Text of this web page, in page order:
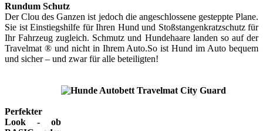
Rundum Schutz
Der Clou des Ganzen ist jedoch die angeschlossene gesteppte Plane.
Sie ist Einstiegshilfe für Ihren Hund und Stoßstangenkratzschutz für
Ihr Fahrzeug zugleich. Schmutz und Hundehaare landen so auf der
Travelmat ® und nicht in Ihrem Auto.So ist Hund im Auto bequem
und sicher – und zwar für alle beteiligten!
Perfekter
Look - ob